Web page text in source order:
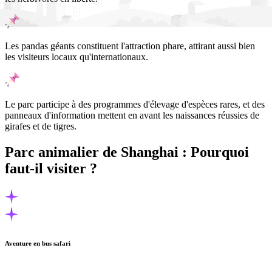
Les pandas géants constituent l'attraction phare, attirant aussi bien
les visiteurs locaux qu'internationaux.
Le parc participe à des programmes d'élevage d'espèces rares, et des
panneaux d'information mettent en avant les naissances réussies de
girafes et de tigres.
Parc animalier de Shanghai : Pourquoi
faut-il visiter ?
Aventure en bus safari